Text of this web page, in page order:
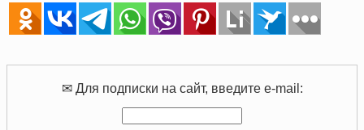
✉ Для подписки на сайт, введите e-mail: